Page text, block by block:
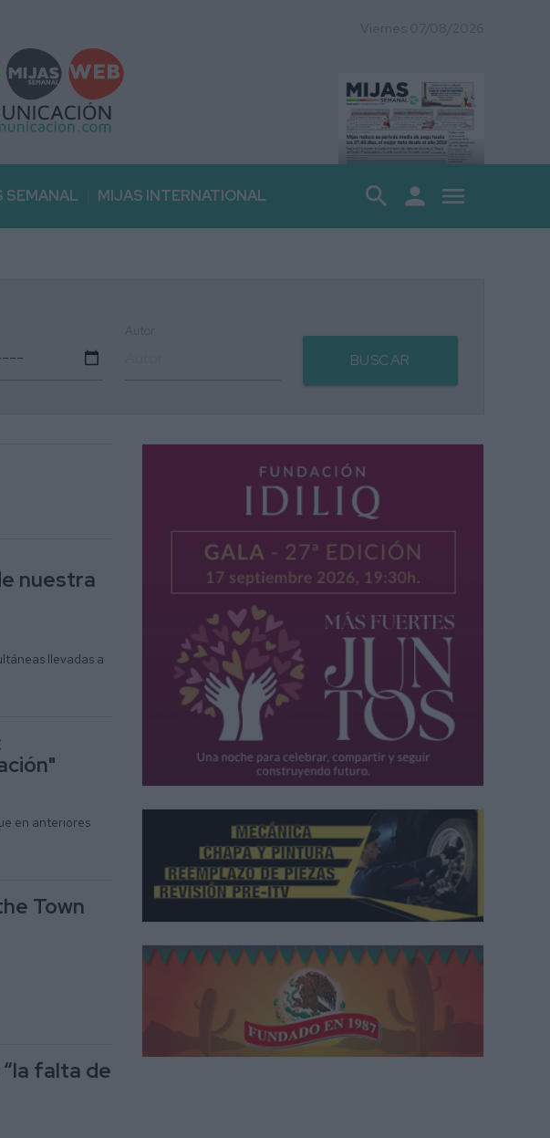
SEMANAL MIJAS INTERNATIONAL search person menu
BUSCAR
nuestra
llevadas a
en anteriores
Town
falta de